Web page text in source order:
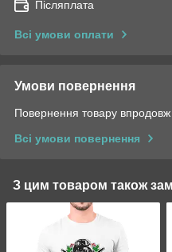
Післяплата
Всі умови оплати
Умови повернення
Повернення товару впродовж
Всі умови повернення
З цим товаром також